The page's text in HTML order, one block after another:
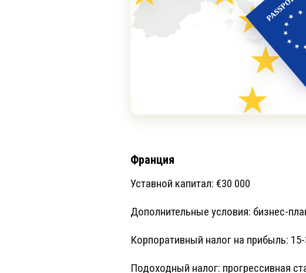
Франция
Уставной капитал: €30 000
Дополнительные условия: бизнес-
Корпоративный налог на прибыль: 15-
Подоходный налог: прогрессивная